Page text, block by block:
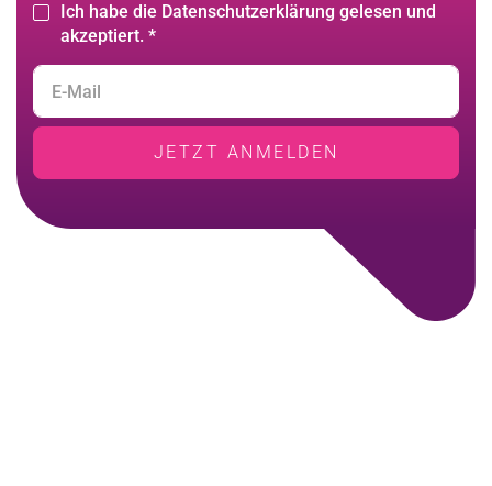
Ich habe die Datenschutzerklärung gelesen und
akzeptiert. *